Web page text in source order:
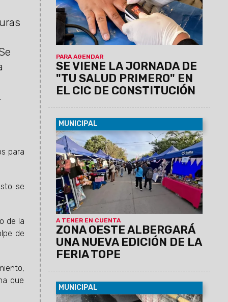
para
se
de la
de
que
PARA AGENDAR
SE VIENE LA JORNADA DE
"TU SALUD PRIMERO" EN
EL CIC DE CONSTITUCIÓN
odontológicos, nutricionistas, enfermería
y otros. La atención será por orden de
llegada y estará destinada a vecinos de
la zona que requieran controles y
asesoramiento en salud.
MUNICIPAL
A TENER EN CUENTA
ZONA OESTE ALBERGARÁ
UNA NUEVA EDICIÓN DE LA
FERIA TOPE
07/08/2026
La actividad se llevará a
cabo el sábado 8 de agosto, de 12 a 19
horas, en barrio Grand Bourg. Se espera
una gran convocatoría, ya que habrá 110
emprendedores y el precio máximo
permitido por producto o combo será de
$20.000.
MUNICIPAL